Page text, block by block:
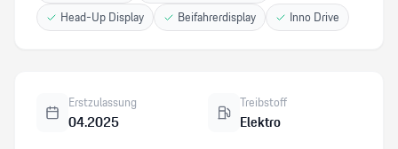
Head-Up Display
Beifahrerdisplay Inno Drive
Erstzulassung
04.2025
Treibstoff
Elektro